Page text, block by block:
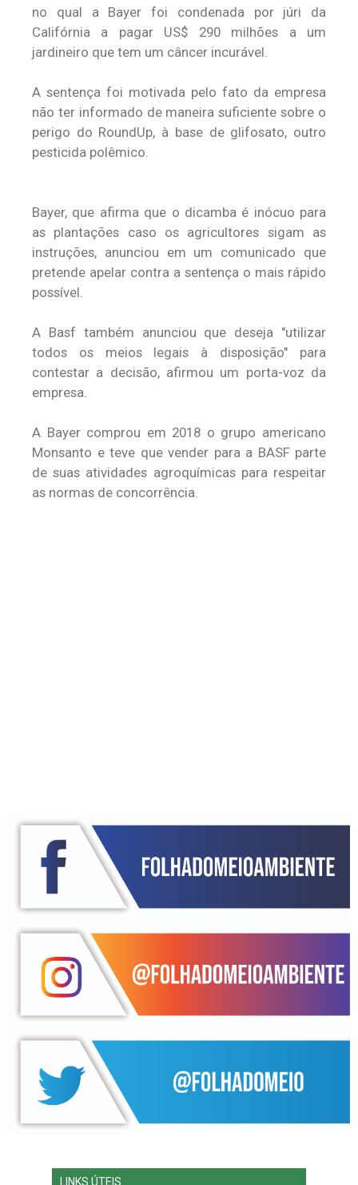
no qual a Bayer foi condenada por júri da
Califórnia a pagar US$ 290 milhões a um
jardineiro que tem um câncer incurável.
A sentença foi motivada pelo fato da empresa
não ter informado de maneira suficiente sobre o
perigo do RoundUp, à base de glifosato, outro
pesticida polêmico.
Bayer, que afirma que o dicamba é inócuo para
as plantações caso os agricultores sigam as
instruções, anunciou em um comunicado que
pretende apelar contra a sentença o mais rápido
possível.
A Basf também anunciou que deseja "utilizar
todos os meios legais à disposição" para
contestar a decisão, afirmou um porta-voz da
empresa.
A Bayer comprou em 2018 o grupo americano
Monsanto e teve que vender para a BASF parte
de suas atividades agroquímicas para respeitar
as normas de concorrência.
LINKS ÚTEIS